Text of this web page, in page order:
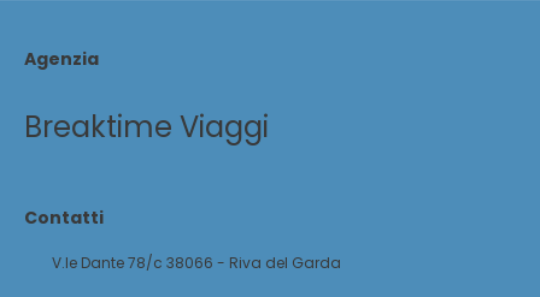
Agenzia
Breaktime Viaggi
Contatti
V.le Dante 78/c 38066 - Riva del Garda